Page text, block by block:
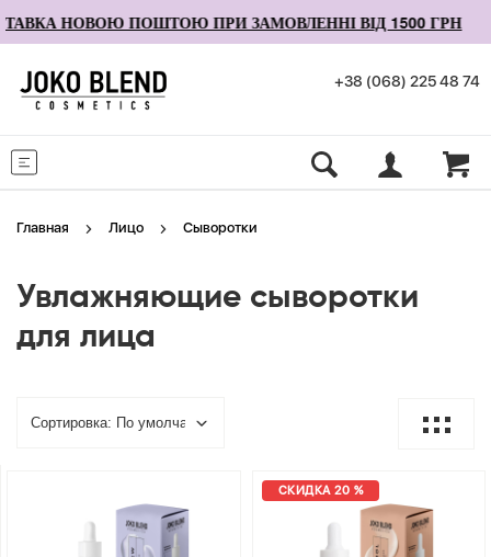
НОВОЮ ПОШТОЮ ПРИ ЗАМОВЛЕННІ ВІД 1500 ГРН
+38 (068) 225 48 74
Главная Лицо Сыворотки
Увлажняющие сыворотки
для лица
СКИДКА 20 %